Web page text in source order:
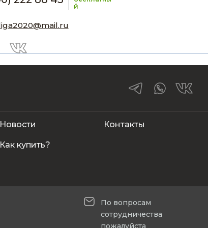
й
Новости
Как купить?
Контакты
По вопросам
сотрудничества
пожалуйста